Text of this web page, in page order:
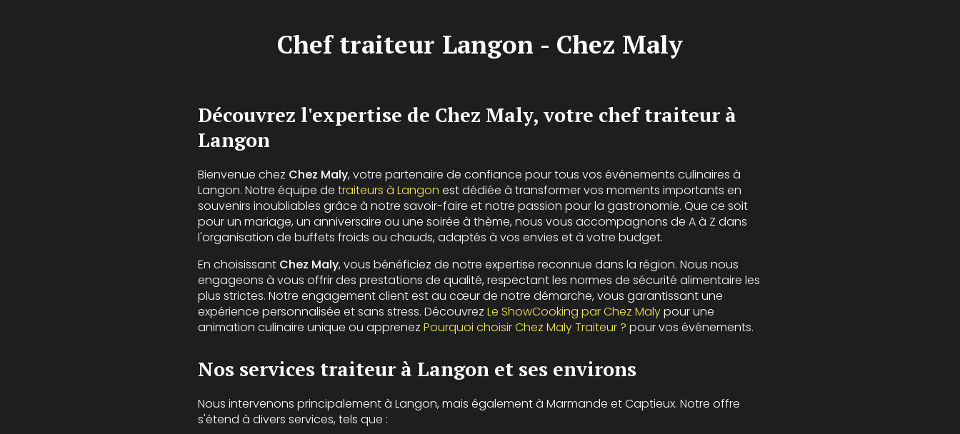
Chef traiteur Langon - Chez Maly
Découvrez l'expertise de Chez Maly, votre chef traiteur à
Langon
Bienvenue chez Chez Maly, votre partenaire de confiance pour tous vos événements culinaires à
Langon. Notre équipe de traiteurs à Langon est dédiée à transformer vos moments importants en
souvenirs inoubliables grâce à notre savoir-faire et notre passion pour la gastronomie. Que ce soit
pour un mariage, un anniversaire ou une soirée à thème, nous vous accompagnons de A à Z dans
l'organisation de buffets froids ou chauds, adaptés à vos envies et à votre budget.
En choisissant Chez Maly, vous bénéficiez de notre expertise reconnue dans la région. Nous nous
engageons à vous offrir des prestations de qualité, respectant les normes de sécurité alimentaire les
plus strictes. Notre engagement client est au cœur de notre démarche, vous garantissant une
expérience personnalisée et sans stress. Découvrez Le ShowCooking par Chez Malypour une
animation culinaire unique ou apprenez Pourquoi choisir Chez Maly Traiteur ? pour vos événements.
Nos services traiteur à Langon et ses environs
Nous intervenons principalement à Langon, mais également à Marmande et Captieux. Notre offre
s'étend à divers services, tels que :